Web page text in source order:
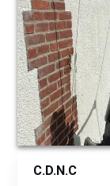
C.D.N.C